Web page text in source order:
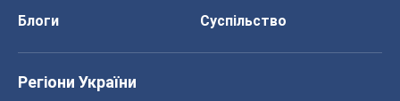
Блоги
Суспільство
Регіони України